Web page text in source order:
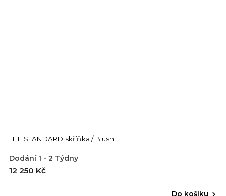
THE STANDARD skříňka / Blush
Dodání 1 - 2 Týdny
12 250 Kč
Do košíku